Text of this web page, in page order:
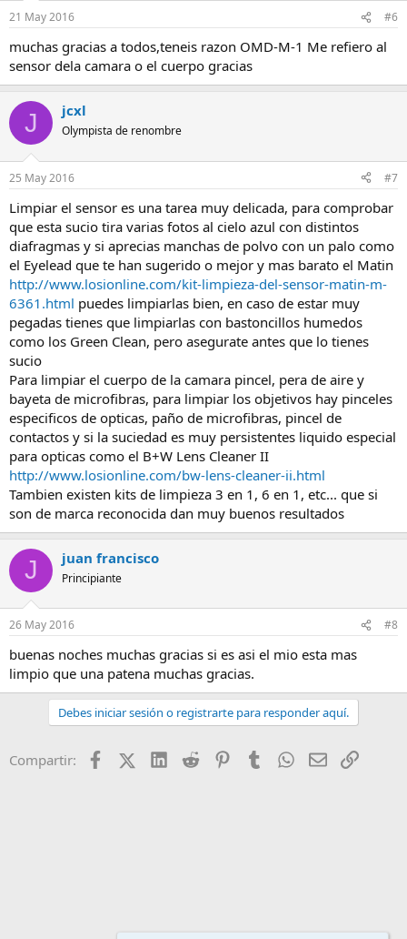
21 May 2016 #6
muchas gracias a todos,teneis razon OMD-M-1 Me refiero al
sensor dela camara o el cuerpo gracias
J jcxl
Olympista de renombre
25 May 2016 #7
Limpiar el sensor es una tarea muy delicada, para comprobar
que esta sucio tira varias fotos al cielo azul con distintos
diafragmas y si aprecias manchas de polvo con un palo como
el Eyelead que te han sugerido o mejor y mas barato el Matin
http://www.losionline.com/kit-limpieza-del-sensor-matin-m-
6361.html puedes limpiarlas bien, en caso de estar muy
pegadas tienes que limpiarlas con bastoncillos humedos
como los Green Clean, pero asegurate antes que lo tienes
sucio
Para limpiar el cuerpo de la camara pincel, pera de aire y
bayeta de microfibras, para limpiar los objetivos hay pinceles
especificos de opticas, paño de microfibras, pincel de
contactos y si la suciedad es muy persistentes liquido especial
para opticas como el B+W Lens Cleaner II
http://www.losionline.com/bw-lens-cleaner-ii.html
Tambien existen kits de limpieza 3 en 1, 6 en 1, etc... que si
son de marca reconocida dan muy buenos resultados
J juan francisco
Principiante
26 May 2016 #8
buenas noches muchas gracias si es asi el mio esta mas
limpio que una patena muchas gracias.
Debes iniciar sesión o registrarte para responder aquí.
Compartir: FacebookX (Twitter)
LinkedIn
Reddit PinterestTumblr WhatsApp
EmailEnlace